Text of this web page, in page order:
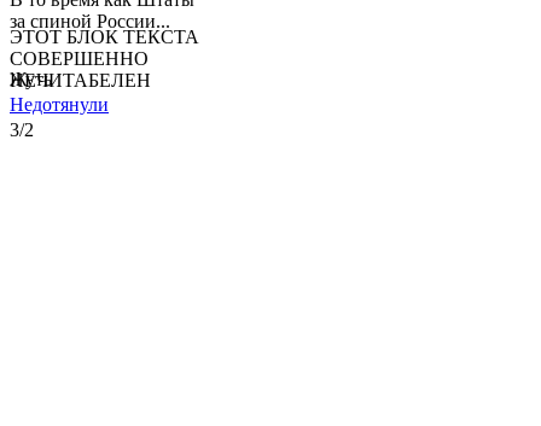
за спиной России...
ЭТОТ БЛОК ТЕКСТА
СОВЕРШЕННО
НЕЧИТАБЕЛЕН
Жуть
Недотянули
3/2